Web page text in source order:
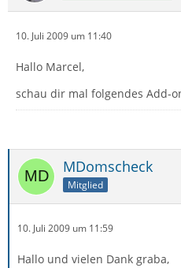
10. Juli 2009 um 11:40
Hallo Marcel,
schau dir mal folgendes Add-
MDomscheck
Mitglied
10. Juli 2009 um 11:59
Hallo und vielen Dank graba,